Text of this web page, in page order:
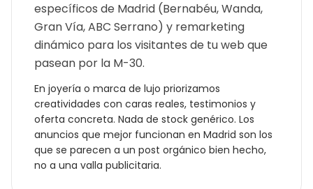
específicos de Madrid (Bernabéu, Wanda,
Gran Vía, ABC Serrano) y remarketing
dinámico para los visitantes de tu web que
pasean por la M-30.
En joyería o marca de lujo priorizamos
creatividades con caras reales, testimonios y
oferta concreta. Nada de stock genérico. Los
anuncios que mejor funcionan en Madrid son los
que se parecen a un post orgánico bien hecho,
no a una valla publicitaria.